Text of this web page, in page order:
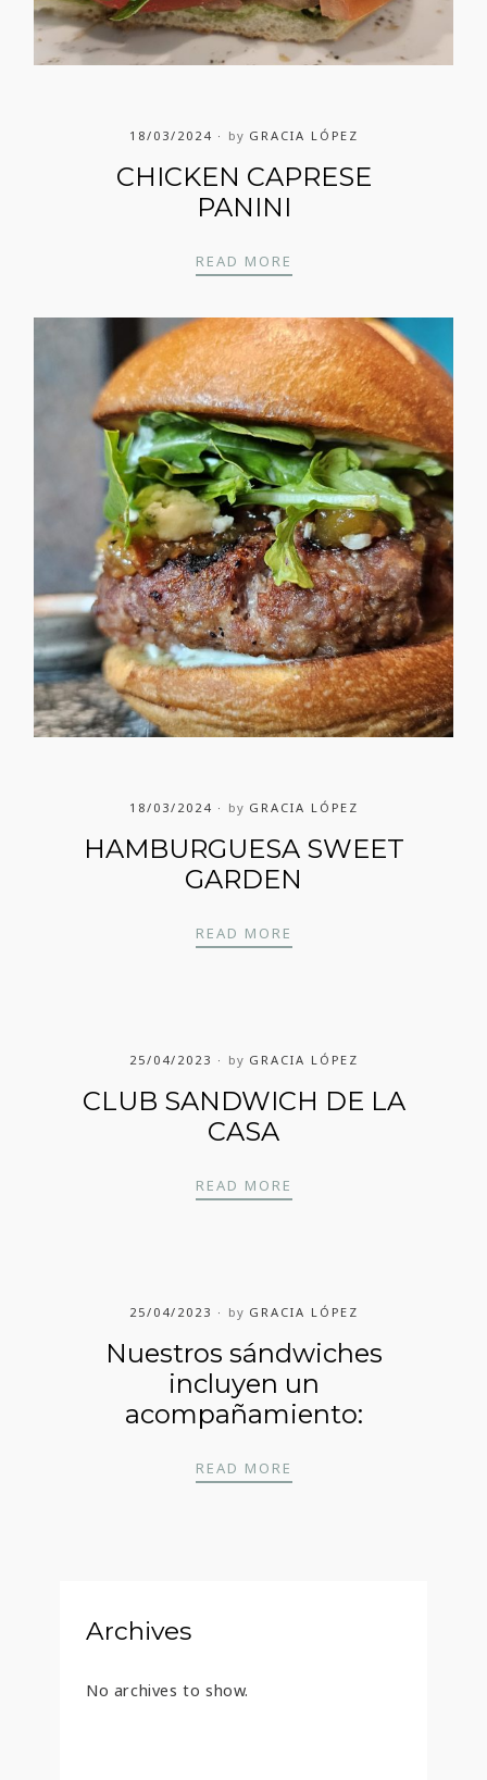
18/03/2024 by GRACIA LÓPEZ
CHICKEN CAPRESE
PANINI
READ MORE
18/03/2024 by GRACIA LÓPEZ
HAMBURGUESA SWEET
GARDEN
READ MORE
25/04/2023 by GRACIA LÓPEZ
CLUB SANDWICH DE LA
CASA
READ MORE
25/04/2023 by GRACIA LÓPEZ
Nuestros sándwiches
incluyen un
acompañamiento:
READ MORE
Archives
No archives to show.